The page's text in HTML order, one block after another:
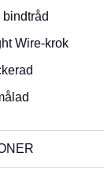
bindtråd
Wire-krok